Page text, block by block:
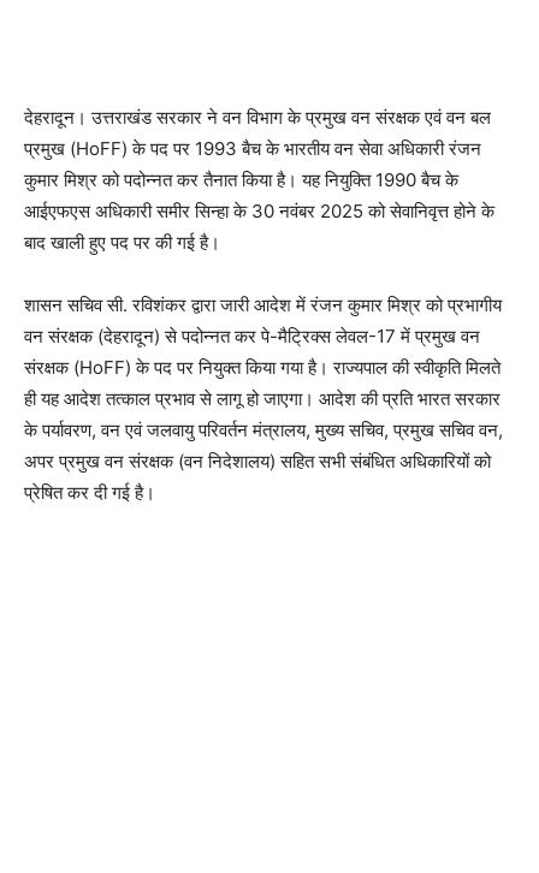
देहरादून। उत्तराखंड सरकार ने वन विभाग के प्रमुख वन संरक्षक एवं वन बल
प्रमुख (HoFF) के पद पर 1993 बैच के भारतीय वन सेवा अधिकारी रंजन
कुमार मिश्र को पदोन्नत कर तैनात किया है। यह नियुक्ति 1990 बैच के
आईएफएस अधिकारी समीर सिन्हा के 30 नवंबर 2025 को सेवानिवृत्त होने के
बाद खाली हुए पद पर की गई है।
शासन सचिव सी. रविशंकर द्वारा जारी आदेश में रंजन कुमार मिश्र को प्रभागीय
वन संरक्षक (देहरादून) से पदोन्नत कर पे-मैट्रिक्स लेवल-17 में प्रमुख वन
संरक्षक (HoFF) के पद पर नियुक्त किया गया है। राज्यपाल की स्वीकृति मिलते
ही यह आदेश तत्काल प्रभाव से लागू हो जाएगा। आदेश की प्रति भारत सरकार
के पर्यावरण, वन एवं जलवायु परिवर्तन मंत्रालय, मुख्य सचिव, प्रमुख सचिव वन,
अपर प्रमुख वन संरक्षक (वन निदेशालय) सहित सभी संबंधित अधिकारियों को
प्रेषित कर दी गई है।